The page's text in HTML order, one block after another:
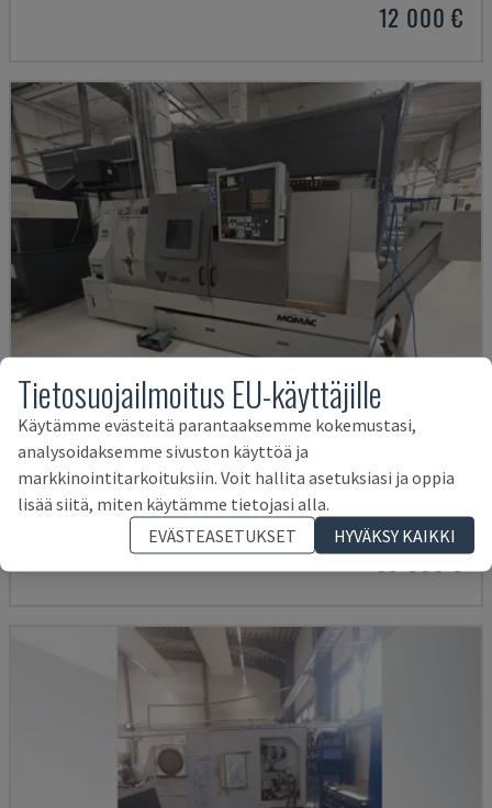
12 000 €
TBI-520
CMZ - VAAKASUORA SORVAUSKONE
2005
30 000 €
Tietosuojailmoitus EU-käyttäjille
Käytämme evästeitä parantaaksemme kokemustasi,
analysoidaksemme sivuston käyttöä ja
markkinointitarkoituksiin. Voit hallita asetuksiasi ja oppia
lisää siitä, miten käytämme tietojasi alla.
EVÄSTEASETUKSET
HYVÄKSY KAIKKI